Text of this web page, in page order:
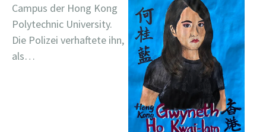
Campus der Hong Kong
Polytechnic University.
Die Polizei verhaftete ihn,
als…